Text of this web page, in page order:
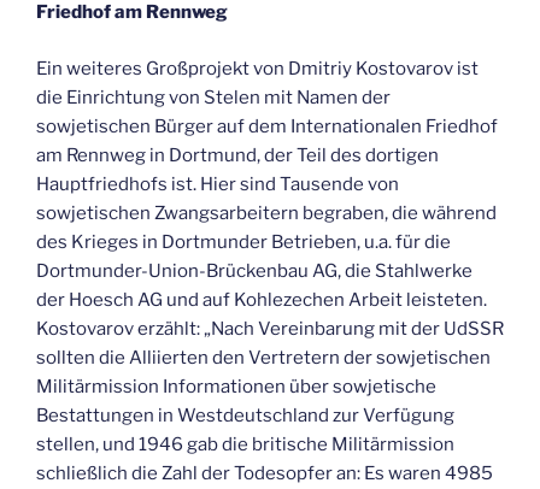
Friedhof am Rennweg
Ein weiteres Großprojekt von Dmitriy Kostovarov ist
die Einrichtung von Stelen mit Namen der
sowjetischen Bürger auf dem Internationalen Friedhof
am Rennweg in Dortmund, der Teil des dortigen
Hauptfriedhofs ist. Hier sind Tausende von
sowjetischen Zwangsarbeitern begraben, die während
des Krieges in Dortmunder Betrieben, u.a. für die
Dortmunder-Union-Brückenbau AG, die Stahlwerke
der Hoesch AG und auf Kohlezechen Arbeit leisteten.
Kostovarov erzählt: „Nach Vereinbarung mit der UdSSR
sollten die Alliierten den Vertretern der sowjetischen
Militärmission Informationen über sowjetische
Bestattungen in Westdeutschland zur Verfügung
stellen, und 1946 gab die britische Militärmission
schließlich die Zahl der Todesopfer an: Es waren 4985